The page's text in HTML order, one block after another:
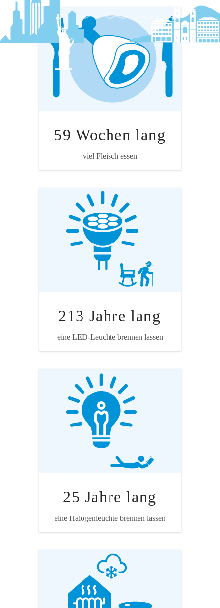
59 Wochen lang
viel Fleisch essen
Annahme
Alle Lebensmittel (2 kg Fleisch pro
Woche) inklusive Produktion, Abfälle,
Transport etc.
Service 2015 i.A. WWF Schweiz
213 Jahre lang
eine LED-Leuchte brennen lassen
Annahme
Verbrauch 14 Watt, durchschnittlicher
Strommix. So lange müsste jemand im
Dunkeln sitzen, um die Emissionen des
Flugs zu kompensieren.
Quelle: WWF
25 Jahre lang
eine Halogenleuchte brennen lassen
Annahme
120-Watt-Strahler, durchschnittlicher
Strommix. So lange müsste jemand das
Licht ausgeschaltet lassen, um die
Emissionen des Flugs zu kompensieren.
Quelle: WWF
Annahme
Einfamilienhaus (Wärmebedarf 14'400
kWh), teilsaniert, 211 Heiztage bei